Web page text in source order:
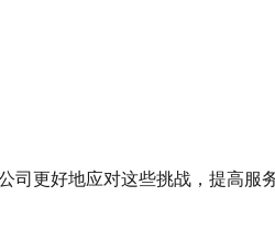
更好地应对这些挑战，提高服